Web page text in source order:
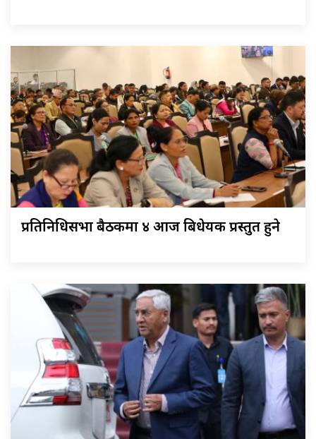
प्रतिनिधिसभा बैठकमा ४ आज बिधेयक प्रस्तुत हुने